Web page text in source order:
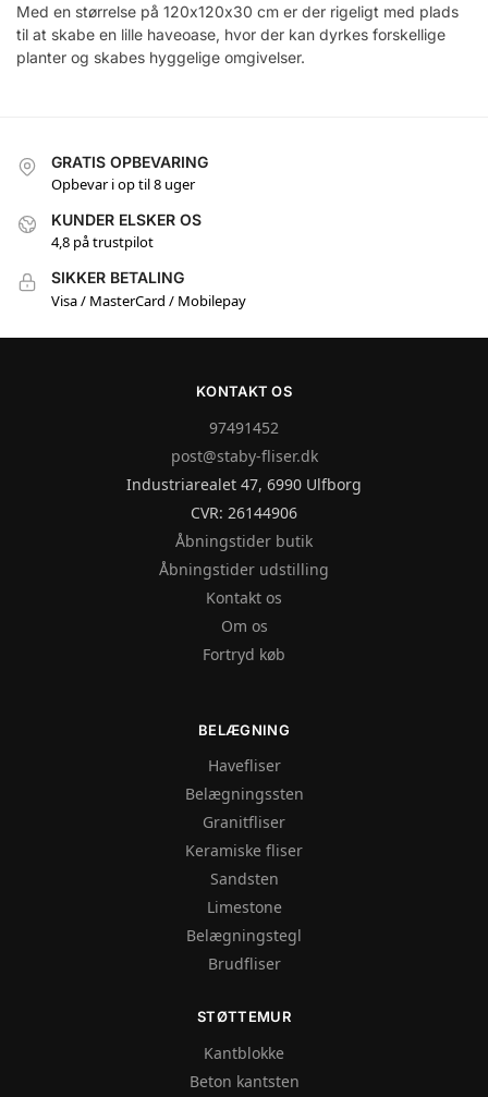
Med en størrelse på 120x120x30 cm er der rigeligt med plads
til at skabe en lille haveoase, hvor der kan dyrkes forskellige
planter og skabes hyggelige omgivelser.
GRATIS OPBEVARING
Opbevar i op til 8 uger
KUNDER ELSKER OS
4,8 på trustpilot
SIKKER BETALING
Visa / MasterCard / Mobilepay
KONTAKT OS
97491452
post@staby-fliser.dk
Industriarealet 47, 6990 Ulfborg
CVR: 26144906
Åbningstider butik
Åbningstider udstilling
Kontakt os
Om os
Fortryd køb
BELÆGNING
Havefliser
Belægningssten
Granitfliser
Keramiske fliser
Sandsten
Limestone
Belægningstegl
Brudfliser
STØTTEMUR
Kantblokke
Beton kantsten